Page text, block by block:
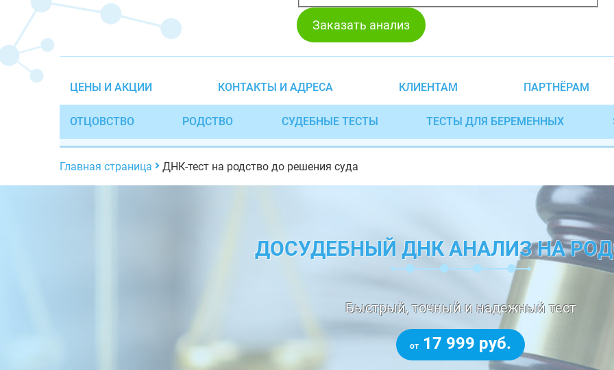
Заказать анализ
ЦЕНЫ И АКЦИИ КОНТАКТЫ И АДРЕСА КЛИЕНТАМ ПАРТНЁРАМ
ОТЦОВСТВО РОДСТВО СУДЕБНЫЕ ТЕСТЫ ТЕСТЫ ДЛЯ БЕРЕМЕННЫХ
Главная страница ДНК-тест на родство до решения суда
ДОСУДЕБНЫЙ ДНК АНАЛИЗ НА
Быстрый, точный и надежный тест
от 17 999 руб.